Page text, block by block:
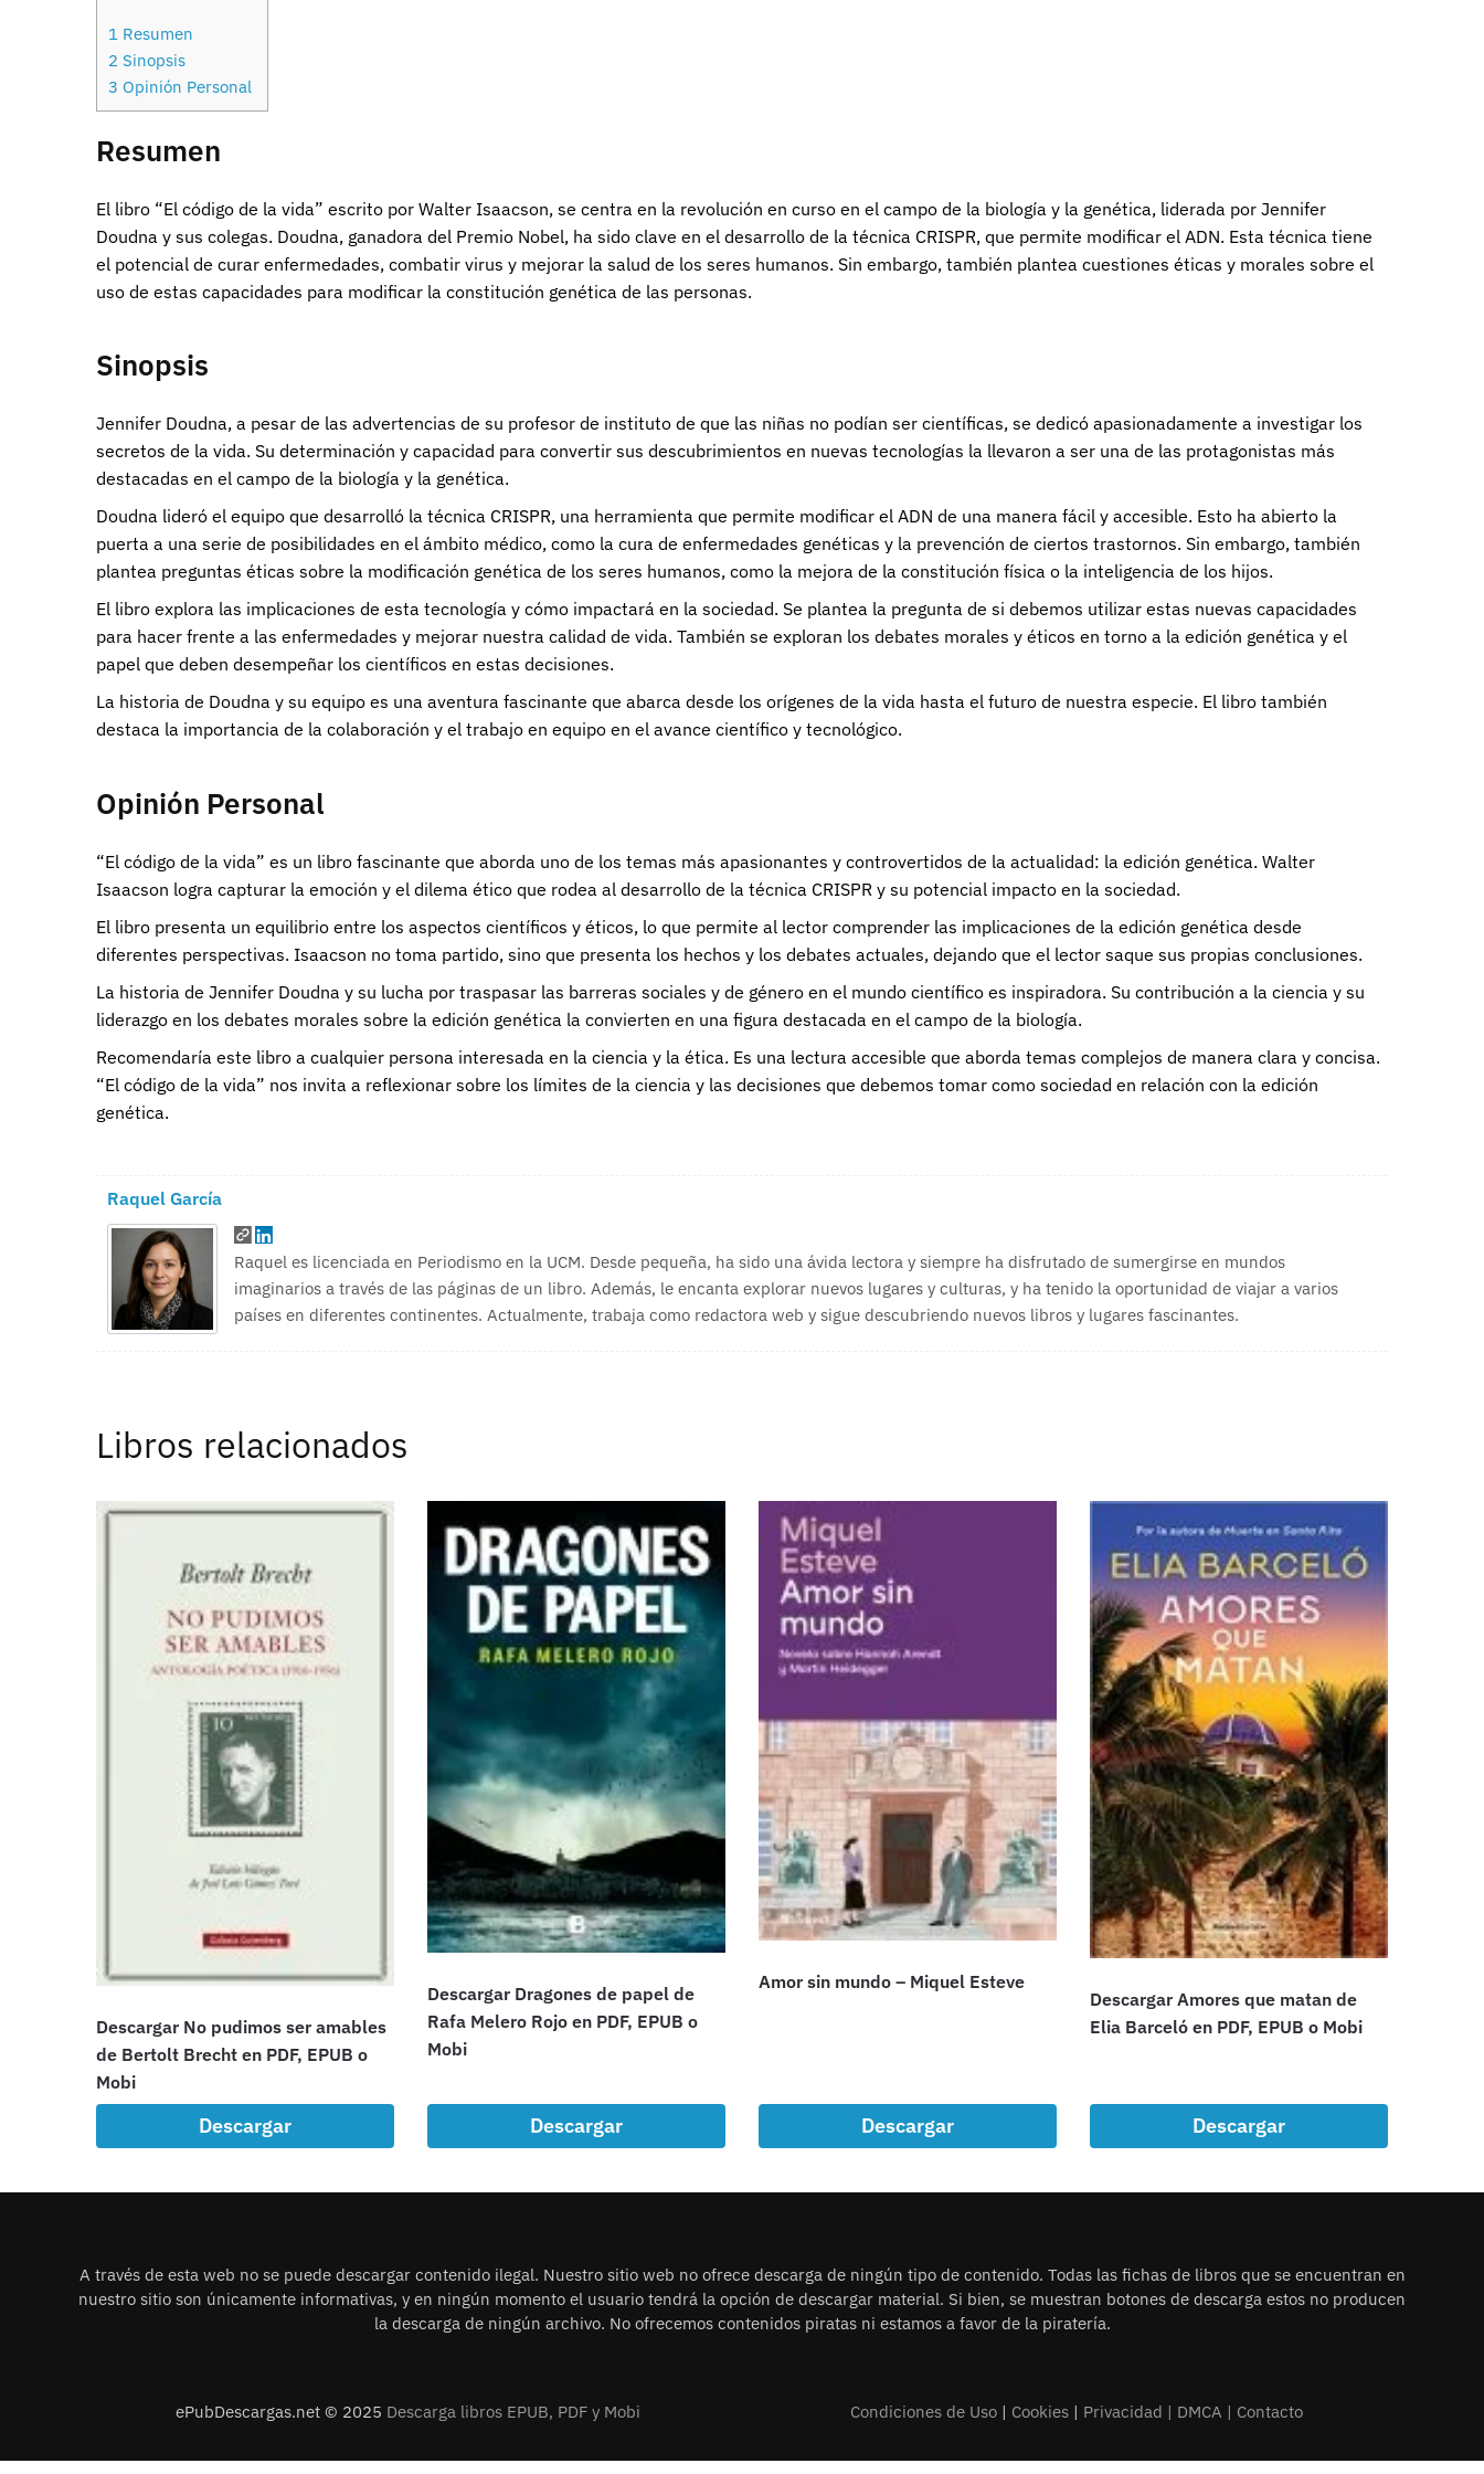
1 Resumen
2 Sinopsis
3 Opinión Personal
Resumen
El libro “El código de la vida” escrito por Walter Isaacson, se centra en la revolución en curso en el campo de la biología y la genética, liderada por Jennifer
Doudna y sus colegas. Doudna, ganadora del Premio Nobel, ha sido clave en el desarrollo de la técnica CRISPR, que permite modificar el ADN. Esta técnica tiene
el potencial de curar enfermedades, combatir virus y mejorar la salud de los seres humanos. Sin embargo, también plantea cuestiones éticas y morales sobre el
uso de estas capacidades para modificar la constitución genética de las personas.
Sinopsis
Jennifer Doudna, a pesar de las advertencias de su profesor de instituto de que las niñas no podían ser científicas, se dedicó apasionadamente a investigar los
secretos de la vida. Su determinación y capacidad para convertir sus descubrimientos en nuevas tecnologías la llevaron a ser una de las protagonistas más
destacadas en el campo de la biología y la genética.
Doudna lideró el equipo que desarrolló la técnica CRISPR, una herramienta que permite modificar el ADN de una manera fácil y accesible. Esto ha abierto la
puerta a una serie de posibilidades en el ámbito médico, como la cura de enfermedades genéticas y la prevención de ciertos trastornos. Sin embargo, también
plantea preguntas éticas sobre la modificación genética de los seres humanos, como la mejora de la constitución física o la inteligencia de los hijos.
El libro explora las implicaciones de esta tecnología y cómo impactará en la sociedad. Se plantea la pregunta de si debemos utilizar estas nuevas capacidades
para hacer frente a las enfermedades y mejorar nuestra calidad de vida. También se exploran los debates morales y éticos en torno a la edición genética y el
papel que deben desempeñar los científicos en estas decisiones.
La historia de Doudna y su equipo es una aventura fascinante que abarca desde los orígenes de la vida hasta el futuro de nuestra especie. El libro también
destaca la importancia de la colaboración y el trabajo en equipo en el avance científico y tecnológico.
Opinión Personal
“El código de la vida” es un libro fascinante que aborda uno de los temas más apasionantes y controvertidos de la actualidad: la edición genética. Walter
Isaacson logra capturar la emoción y el dilema ético que rodea al desarrollo de la técnica CRISPR y su potencial impacto en la sociedad.
El libro presenta un equilibrio entre los aspectos científicos y éticos, lo que permite al lector comprender las implicaciones de la edición genética desde
diferentes perspectivas. Isaacson no toma partido, sino que presenta los hechos y los debates actuales, dejando que el lector saque sus propias conclusiones.
La historia de Jennifer Doudna y su lucha por traspasar las barreras sociales y de género en el mundo científico es inspiradora. Su contribución a la ciencia y su
liderazgo en los debates morales sobre la edición genética la convierten en una figura destacada en el campo de la biología.
Recomendaría este libro a cualquier persona interesada en la ciencia y la ética. Es una lectura accesible que aborda temas complejos de manera clara y concisa.
“El código de la vida” nos invita a reflexionar sobre los límites de la ciencia y las decisiones que debemos tomar como sociedad en relación con la edición
genética.
Raquel García
Raquel es licenciada en Periodismo en la UCM. Desde pequeña, ha sido una ávida lectora y siempre ha disfrutado de sumergirse en mundos
imaginarios a través de las páginas de un libro. Además, le encanta explorar nuevos lugares y culturas, y ha tenido la oportunidad de viajar a varios
países en diferentes continentes. Actualmente, trabaja como redactora web y sigue descubriendo nuevos libros y lugares fascinantes.
Libros relacionados
Descargar No pudimos ser amables
de Bertolt Brecht en PDF, EPUB o
Mobi
Descargar
Descargar Dragones de papel de
Rafa Melero Rojo en PDF, EPUB o
Mobi
Descargar
Amor sin mundo – Miquel Esteve
Descargar
Descargar Amores que matan de
Elia Barceló en PDF, EPUB o Mobi
Descargar
A través de esta web no se puede descargar contenido ilegal. Nuestro sitio web no ofrece descarga de ningún tipo de contenido. Todas las fichas de libros que se encuentran en
nuestro sitio son únicamente informativas, y en ningún momento el usuario tendrá la opción de descargar material. Si bien, se muestran botones de descarga estos no producen
la descarga de ningún archivo. No ofrecemos contenidos piratas ni estamos a favor de la piratería.
ePubDescargas.net © 2025 Descarga libros EPUB, PDF y Mobi Condiciones de Uso| Cookies| Privacidad | DMCA | Contacto